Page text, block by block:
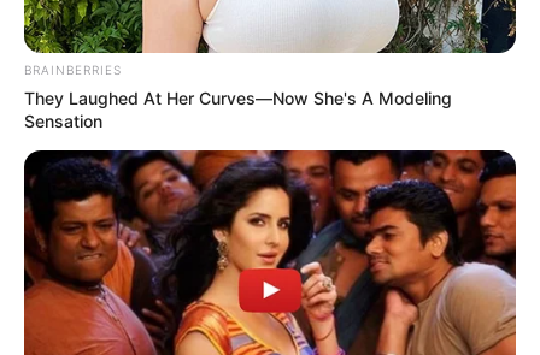
BRAINBERRIES
They Laughed At Her Curves—Now She's A Modeling
Sensation